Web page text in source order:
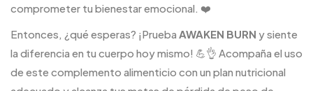
comprometer tu bienestar emocional. ❤️
Entonces, ¿qué esperas? ¡Prueba AWAKEN BURN y siente
la diferencia en tu cuerpo hoy mismo! 💪👌 Acompaña el uso
de este complemento alimenticio con un plan nutricional